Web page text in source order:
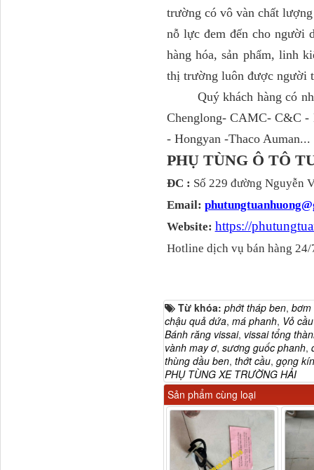
trường có vô vàn chất
nỗ lực đem đến cho người
hàng hóa, sản phẩm, linh
thị trường luôn được người
Quý khách hàng có nhu
Chenglong- CAMC- C&C
- Hongyan -Thaco
PHỤ TÙNG Ô TÔ
ĐC : Số 229 đường Nguyễn
Email:
Website: https://
Hotline dịch vụ bán hàng 24/
Từ khóa: phớt tháp ben, bơm
chậu quả dứa, má phanh, Vỏ cầu
Bánh răng vissai, vissai tổng
vành may ơ, sương guốc phanh,
thùng dầu ben, thớt cầu, gọng
PHỤ TÙNG XE TRƯỜNG HẢI
Sản phẩm cùng loại